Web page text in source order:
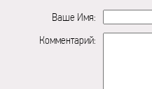
Ваше Имя:
Комментарий: